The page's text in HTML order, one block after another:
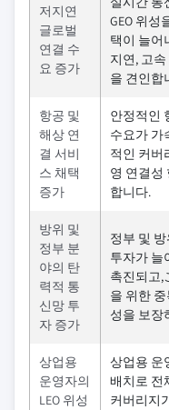
저지연
글로벌
연결 수
요 증가
GEO 위성
택이 늘어
지연, 고
을 견인합
항공 및
해상 연
결 서비
스 채택
증가
안정적인
수요가 가
적인 커버
영 연결성
합니다.
방위 및
정부 분
야의 탄
력적 통
신망 투
자 증가
정부 및
투자가 늘
촉진되고,
을 위한
성을 보장
상업용
운영자의
LEO 위성
상업용 운
배치로 전
커버리지